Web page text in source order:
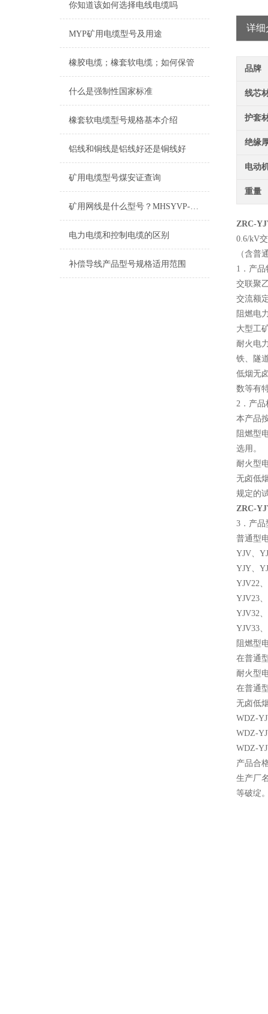
你知道该如何选择电线电缆吗
MYP矿用电缆型号及用途
橡胶电缆；橡套软电缆；如何保管
什么是强制性国家标准
橡套软电缆型号规格基本介绍
铝线和铜线是铝线好还是铜线好
矿用电缆型号煤安证查询
矿用网线是什么型号？MHSYVP-5矿用网线型号
电力电缆和控制电缆的区别
补偿导线产品型号规格适用范围
详细
品牌
线芯
护套
绝缘
电动
重量
ZRC-
0.6/kV
（含普
1．产
交联聚
交流额
阻燃电
大型工
耐火电
铁、隧
低烟无
数等有
2．产品
本产品
阻燃型
选用。
耐火型
无卤低
规定的
ZRC-
3．产品
普通型
YJV、
YJY、
YJV22
YJV23
YJV32
YJV33
阻燃型
在普通
耐火型
在普通
无卤低
WDZ-
WDZ-
WDZ-
产品合
生产厂
等破绽